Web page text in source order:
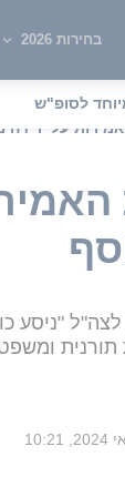
בחירות 2026
לסופ"ש
על ירידה
לצה"ל